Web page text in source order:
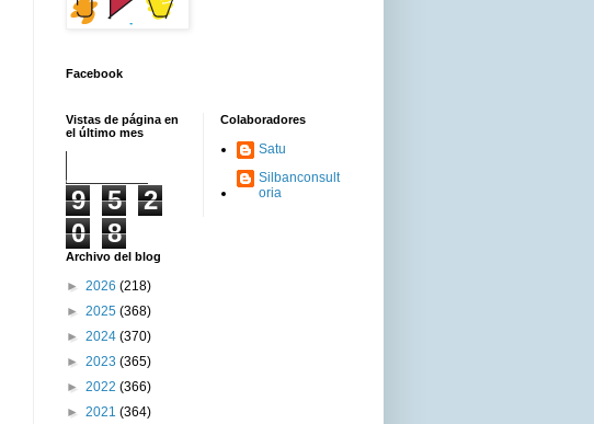
Facebook
Vistas de página en
el último mes
9 5
2
0
8
Colaboradores
Satu
Silbanconsult
oria
Archivo del blog
► 2026 (218)
► 2025 (368)
► 2024 (370)
► 2023 (365)
► 2022 (366)
► 2021 (364)